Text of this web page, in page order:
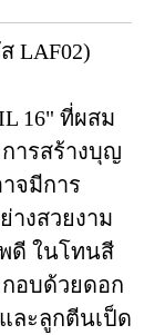
LAF02)
16" ที่ผสม
ารสร้างบุญ
จมีการ
างสวยงาม
ดี ในโทนสี
อบด้วยดอก
ละลูกตีนเป็ด